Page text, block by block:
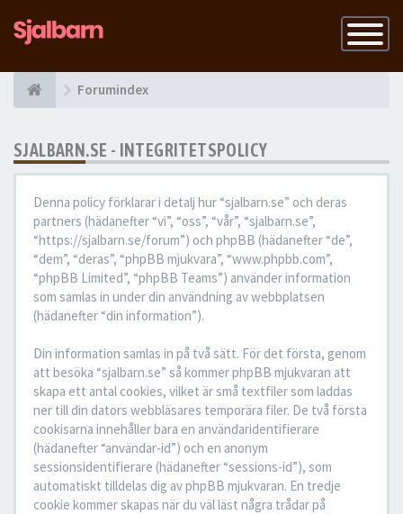
Slå
på
Forumindex
SJALBARN.SE - INTEGRITETSPOLICY
Denna policy förklarar i detalj hur “sjalbarn.se” och deras
partners (hädanefter “vi”, “oss”, “vår”, “sjalbarn.se”,
“https://sjalbarn.se/forum”) och phpBB (hädanefter “de”,
“dem”, “deras”, “phpBB mjukvara”, “www.phpbb.com”,
“phpBB Limited”, “phpBB Teams”) använder information
som samlas in under din användning av webbplatsen
(hädanefter “din information”).
Din information samlas in på två sätt. För det första, genom
att besöka “sjalbarn.se” så kommer phpBB mjukvaran att
skapa ett antal cookies, vilket är små textfiler som laddas
ner till din dators webbläsares temporära filer. De två första
cookisarna innehåller bara en användaridentifierare
(hädanefter “användar-id”) och en anonym
sessionsidentifierare (hädanefter “sessions-id”), som
automatiskt tilldelas dig av phpBB mjukvaran. En tredje
cookie kommer skapas när du väl läst några trådar på